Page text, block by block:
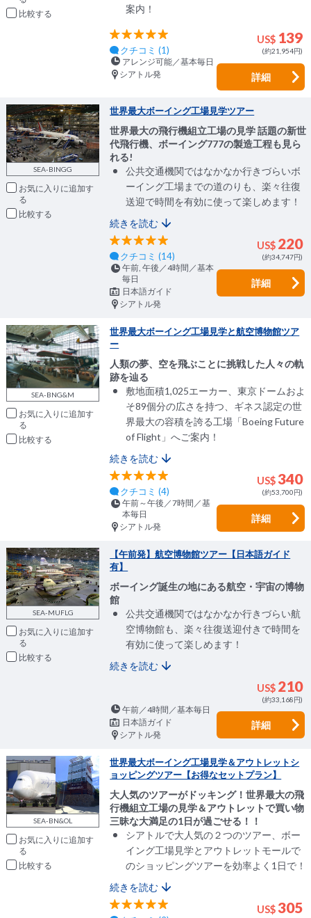
比較
案内！
US$ 139
(約21,954円)
クチコミ (1)
アレンジ可能／基本毎日
シアトル発
詳細
SEA-BINGG
お気に入りに追加
比較
世界最大ボーイング工場見学ツアー
世界最大の飛行機組立工場の見学 話題の新世
代飛行機、ボーイング777の製造工程も見ら
れる!
公共交通機関ではなかなか行きづらいボ
ーイング工場までの道のりも、楽々往復
送迎で時間を有効に使って楽しめます！
続きを読む
US$ 220
(約34,747円)
クチコミ (14)
午前, 午後／4時間／基本
毎日
日本語ガイド
シアトル発
詳細
SEA-BNG&M
お気に入りに追加
比較
世界最大ボーイング工場見学と航空博物館ツア
ー
人類の夢、空を飛ぶことに挑戦した人々の軌
跡を辿る
敷地面積1,025エーカー、東京ドームおよ
そ89個分の広さを持つ、ギネス認定の世
界最大の容積を誇る工場「Boeing Future
of Flight」へご案内！
続きを読む
US$340
(約53,700円)
クチコミ (4)
午前～午後／7時間／基
本毎日
シアトル発
詳細
SEA-MUFLG
お気に入りに追加
比較
【午前発】航空博物館ツアー【日本語ガイド
有】
ボーイング誕生の地にある航空・宇宙の博物
館
公共交通機関ではなかなか行きづらい航
空博物館も、楽々往復送迎付きで時間を
有効に使って楽しめます！
続きを読む
US$ 210
(約33,168円)
午前／4時間／基本毎日
日本語ガイド
シアトル発
詳細
SEA-BN&OL
お気に入りに追加
比較
世界最大ボーイング工場見学＆アウトレットシ
ョッピングツアー【お得なセットプラン】
大人気のツアーがドッキング！世界最大の飛
行機組立工場の見学＆アウトレットで買い物
三昧な大満足の1日が過ごせる！！
シアトルで大人気の２つのツアー、ボー
イング工場見学とアウトレットモールで
のショッピングツアーを効率よく1日で！
続きを読む
US$305